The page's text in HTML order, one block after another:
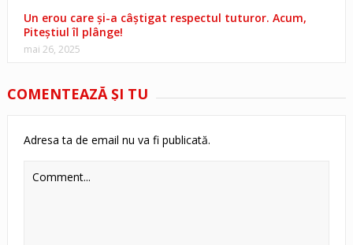
Un erou care și-a câștigat respectul tuturor. Acum,
Piteștiul îl plânge!
mai 26, 2025
COMENTEAZĂ ŞI TU
Adresa ta de email nu va fi publicată.